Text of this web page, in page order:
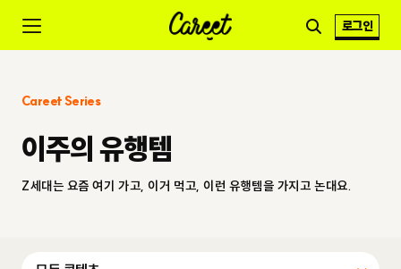
로그인
Careet Series
이주의 유행템
Z세대는 요즘 여기 가고, 이거 먹고, 이런 유행템을 가지고 논대요.